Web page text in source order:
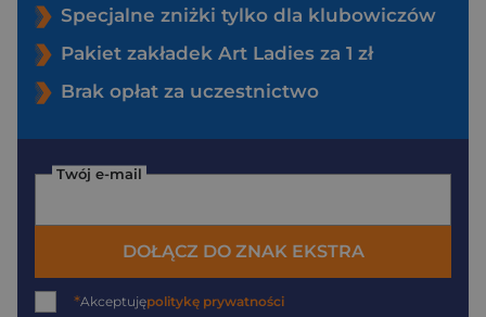
Specjalne zniżki tylko dla klubowiczów
Pakiet zakładek Art Ladies za 1 zł
Brak opłat za uczestnictwo
Twój e-mail
DOŁĄCZ DO ZNAK EKSTRA
*Akceptujępolitykę prywatności